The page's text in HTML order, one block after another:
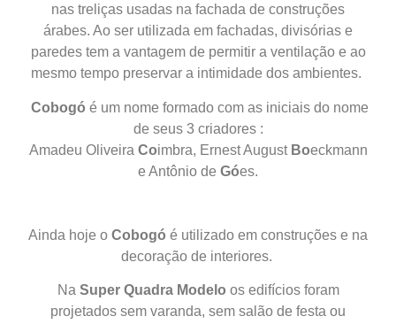
nas treliças usadas na fachada de construções
árabes. Ao ser utilizada em fachadas, divisórias e
paredes tem a vantagem de permitir a ventilação e ao
mesmo tempo preservar a intimidade dos ambientes.
Cobogó é um nome formado com as iniciais do nome
de seus 3 criadores :
Amadeu Oliveira Coimbra, Ernest AugustBoeckmann
e Antônio de Góes.
Ainda hoje o Cobogó é utilizado em construções e na
decoração de interiores.
Na Super Quadra Modelo os edifícios foram
projetados sem varanda, sem salão de festa ou